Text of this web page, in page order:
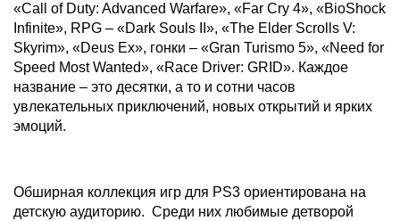
«Call of Duty: Advanced Warfare», «Far Cry 4», «BioShock
Infinite», RPG – «Dark Souls II», «The Elder Scrolls V:
Skyrim», «Deus Ex», гонки – «Gran Turismo 5», «Need for
Speed Most Wanted», «Race Driver: GRID». Каждое
название – это десятки, а то и сотни часов
увлекательных приключений, новых открытий и ярких
эмоций.
Обширная коллекция игр для PS3 ориентирована на
детскую аудиторию. Среди них любимые детворой